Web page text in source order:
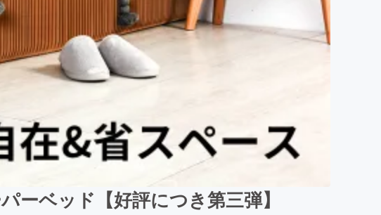
ーベッド【好評につき第三弾】